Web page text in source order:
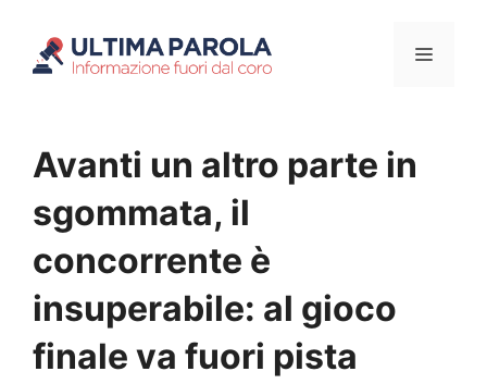
Menu
Avanti un altro parte in
sgommata, il
concorrente è
insuperabile: al gioco
finale va fuori pista